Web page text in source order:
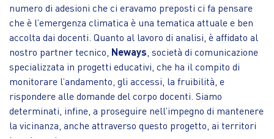
numero di adesioni che ci eravamo preposti ci fa pensare
che è l’emergenza climatica è una tematica attuale e ben
accolta dai docenti. Quanto al lavoro di analisi, è affidato al
nostro partner tecnico, Neways , società di comunicazione
specializzata in progetti educativi, che ha il compito di
monitorare l’andamento, gli accessi, la fruibilità, e
rispondere alle domande del corpo docenti. Siamo
determinati, infine, a proseguire nell’impegno di mantenere
la vicinanza, anche attraverso questo progetto, ai territori